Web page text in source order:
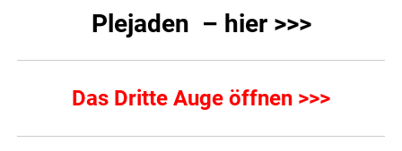
Plejaden – hier >>>
Das Dritte Auge öffnen >>>